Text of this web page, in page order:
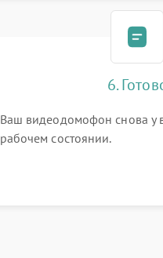
6.
Ваш видеодомофон снова у
рабочем состоянии.